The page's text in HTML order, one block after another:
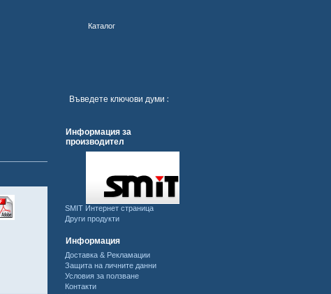
Каталог
Информация за
производител
SMIT Интернет страница
Други продукти
Информация
Доставка & Рекламации
Защита на личните данни
Условия за ползване
Контакти